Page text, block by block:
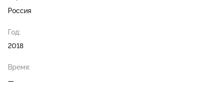
Россия
Год:
2018
Время:
—